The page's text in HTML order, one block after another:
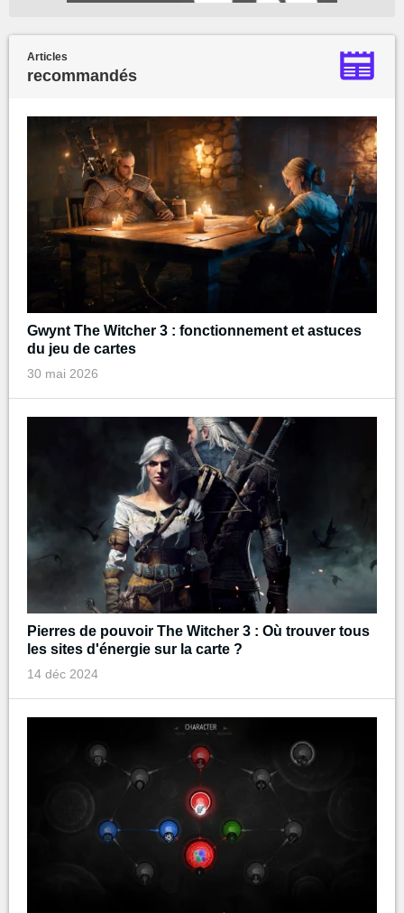
Articles
recommandés
Gwynt The Witcher 3 : fonctionnement et astuces
du jeu de cartes
30 mai 2026
Pierres de pouvoir The Witcher 3 : Où trouver tous
les sites d'énergie sur la carte ?
14 déc 2024